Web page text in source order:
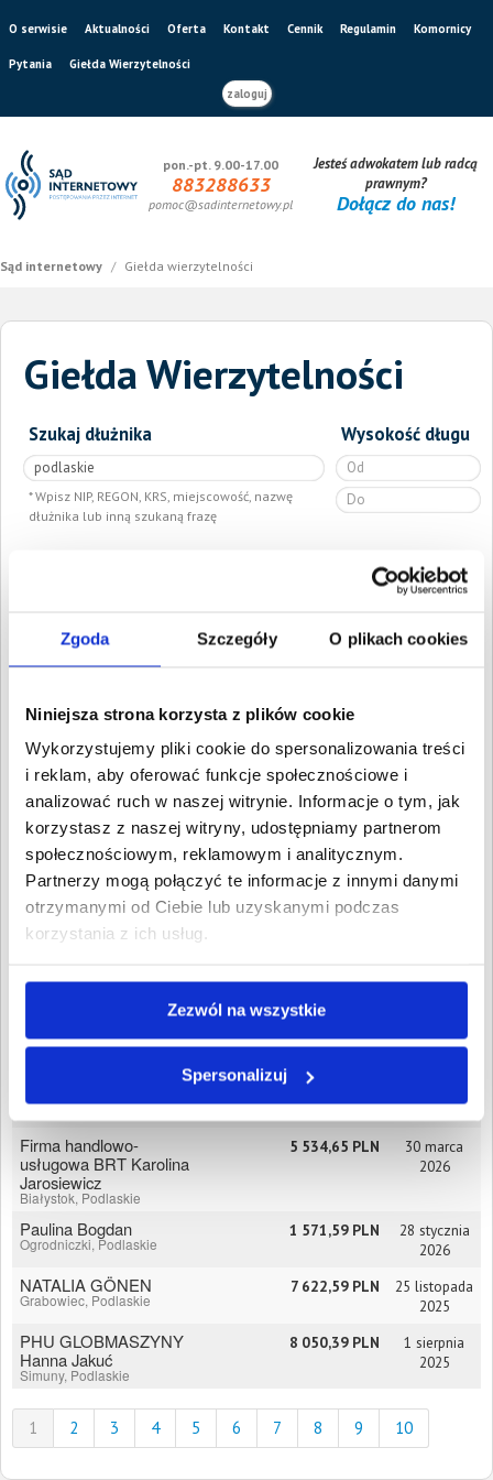
Zgoda Szczegóły O plikach cookies
Niniejsza strona korzysta z plików cookie
Wykorzystujemy pliki cookie do spersonalizowania treści
i reklam, aby oferować funkcje społecznościowe i
analizować ruch w naszej witrynie. Informacje o tym, jak
korzystasz z naszej witryny, udostępniamy partnerom
społecznościowym, reklamowym i analitycznym.
Partnerzy mogą połączyć te informacje z innymi danymi
otrzymanymi od Ciebie lub uzyskanymi podczas
korzystania z ich usług.
Zezwól na wszystkie
Spersonalizuj
O serwisie Aktualności Oferta Kontakt Cennik Regulamin Komornicy
Pytania
Giełda Wierzytelności
zaloguj
pon.-pt. 9.00-17.00
883288633
pomoc@sadinternetowy.pl
Jesteś adwokatem lub radcą
prawnym?
Dołącz do nas!
Sąd internetowy / Giełda wierzytelności
Giełda Wierzytelności
Szukaj dłużnika
Wpisz NIP, REGON, KRS, miejscowość, nazwę
dłużnika lub inną szukaną frazę
Wysokość długu
Szukaj
Dłużnicy Wartość długu
D-KONCEPT DANIEL
KIERSZTYN
Filipów, Podlaskie
3 304,05 PLN
CONDI INVESTMENT
SPÓŁKA Z
OGRANICZONĄ
ODPOWIEDZIALNOŚCIĄ
Białystok, Podlaskie
2 567,26 PLN
6 sierpnia
2026
Krzysztof Sokołowski
Kryłatka, Podlaskie
16 588,39 PLN
4 sierpnia
ADTRANS SPÓŁKA Z
ODPOWIEDZIALNOŚCIĄ
Poniatowska
2026
Czerwone, Podlaskie
8 050,39 PLN
2026
Firma handlowo-
usługowa BRT Karolina
Jarosiewicz
Białystok, Podlaskie
5 534,65 PLN
30 marca
2026
Paulina Bogdan
Ogrodniczki, Podlaskie
1 571,59 PLN
28 stycznia
2026
NATALIA GÖNEN
Grabowiec, Podlaskie
7 622,59 PLN
25 listopada
2025
PHU GLOBMASZYNY
Hanna Jakuć
Simuny, Podlaskie
8 050,39 PLN
1 sierpnia
2025
1 2 3 4 5 6 7 8 9 10